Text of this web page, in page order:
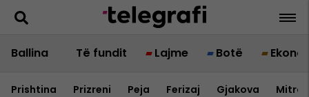
Ballina Të fundit Lajme Botë
Prishtina Prizreni Peja Ferizaj Gjakova